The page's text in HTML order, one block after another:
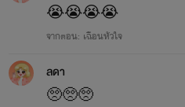
😭😭😭😭
จากตอน: เฉือนหัวใจ
ลดา
🥺🥺🥺